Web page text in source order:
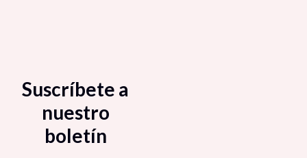
Suscríbete a
nuestro
boletín